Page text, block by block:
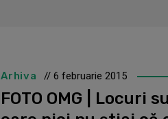
Arhiva // 6 februarie 2015
FOTO OMG | Locuri